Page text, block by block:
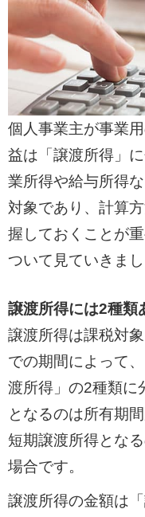
個人事業主が事業
益は「譲渡所得」
業所得や給与所得
対象であり、計算
握しておくことが
ついて見ていきまし
譲渡所得には2種類
譲渡所得は課税対
での期間によって
渡所得」の2種類に
となるのは所有期
短期譲渡所得とな
場合です。
譲渡所得の金額は